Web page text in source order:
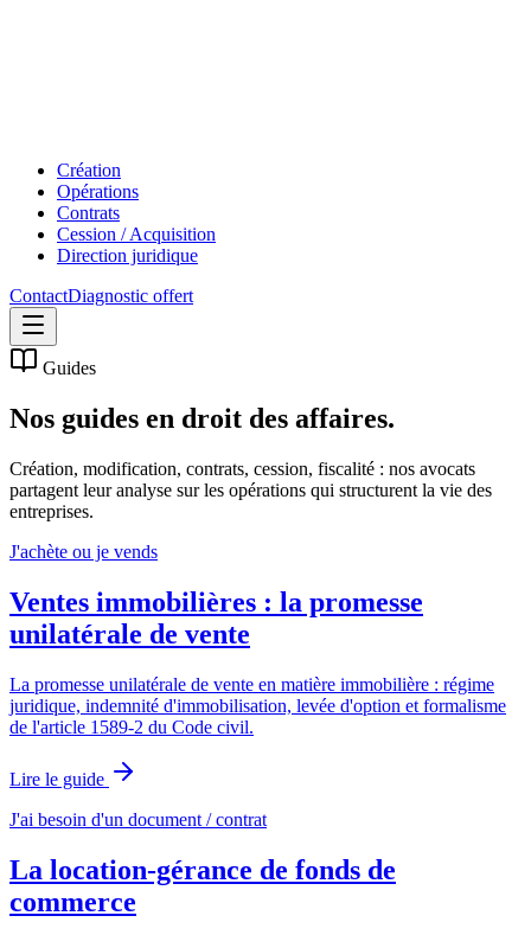
Création
Opérations
Contrats
Cession / Acquisition
Direction juridique
ContactDiagnostic offert
Guides
Nos guides en droit des affaires.
Création, modification, contrats, cession, fiscalité : nos avocats
partagent leur analyse sur les opérations qui structurent la vie des
entreprises.
J'achète ou je vends
Ventes immobilières : la promesse
unilatérale de vente
La promesse unilatérale de vente en matière immobilière : régime
juridique, indemnité d'immobilisation, levée d'option et formalisme
de l'article 1589-2 du Code civil.
Lire le guide
J'ai besoin d'un document / contrat
La location-gérance de fonds de
commerce